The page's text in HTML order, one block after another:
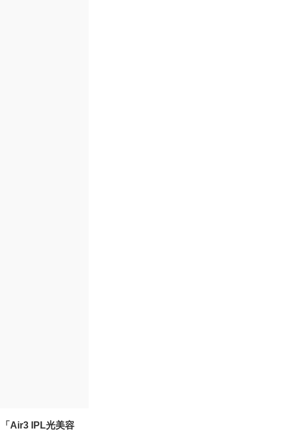
「Air3 IPL光美容